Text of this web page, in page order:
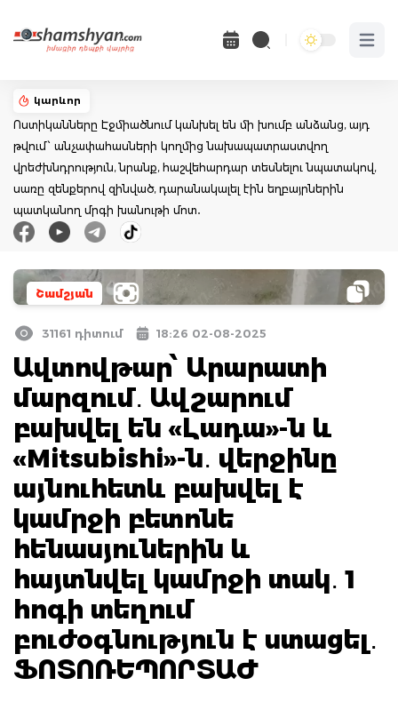
Open
կարևոր
Ոստիկանները Էջմիածնում կանխել են մի խումբ անձանց, այդ
թվում՝ անչափահասների կողմից նախապատրաստվող
վրեժխնդրություն, նրանք, հաշվեհարդար տեսնելու նպատակով,
սառը զենքերով զինված, դարանակալել էին եղբայրներին
պատկանող մրգի խանութի մոտ․
Շամշյան
31161 դիտում 18:26 02-08-2025
Ավտովթար՝ Արարատի
մարզում․ Ավշարում
բախվել են «Լադա»-ն և
«Mitsubishi»-ն․ վերջինը
այնուհետև բախվել է
կամրջի բետոնե
հենասյուներին և
հայտնվել կամրջի տակ․ 1
հոգի տեղում
բուժօգնություն է ստացել․
ՖՈՏՈՌԵՊՈՐՏԱԺ